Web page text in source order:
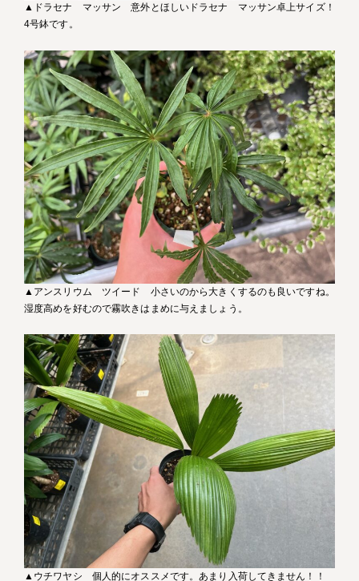
▲ドラセナ マッサン 意外とほしいドラセナ マッサン卓上サイズ！
4号鉢です。
▲アンスリウム ツイード 小さいのから大きくするのも良いですね。
湿度高めを好むので霧吹きはまめに与えましょう。
▲ウチワヤシ 個人的にオススメです。あまり入荷してきません！！